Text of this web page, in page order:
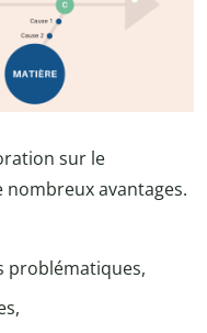
sur le
nombreux avantages.
problématiques,